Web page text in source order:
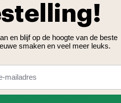
en vertegenwoordigers
voor CoffeeMeister?
en blijf op de hoogte van de beste
smaken en veel meer leuks.